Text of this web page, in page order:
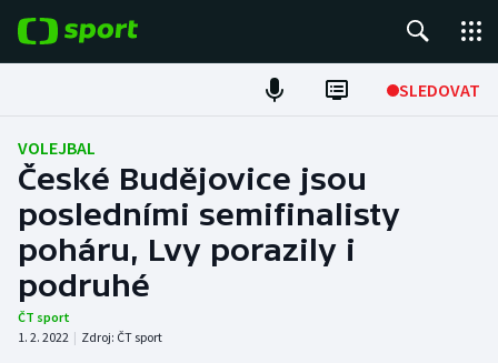
SLEDOVAT
Fotbal
Hokej
Tenis
Atletika
VOLEJBAL
České Budějovice jsou
posledními semifinalisty
poháru, Lvy porazily i
podruhé
ČT sport
1. 2. 2022 | Zdroj: ČT sport